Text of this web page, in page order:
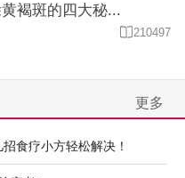
褐斑的四大秘...
 210497
更多
食疗小方轻松解决！